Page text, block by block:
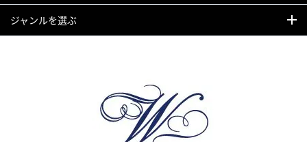
ジャンルを選ぶ